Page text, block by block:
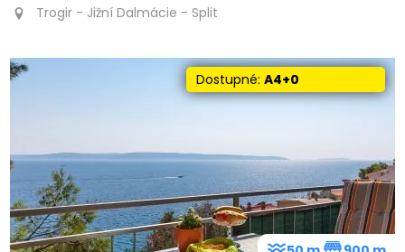
Trogir - Jižní Dalmácie - Split
Dostupné:A4+0